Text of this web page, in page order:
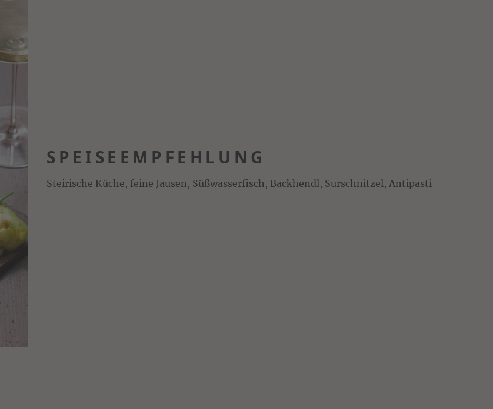
SPEISEEMPFEHLUNG
Steirische Küche, feine Jausen, Süßwasserfisch, Backhendl, Surschnitzel, Antipasti